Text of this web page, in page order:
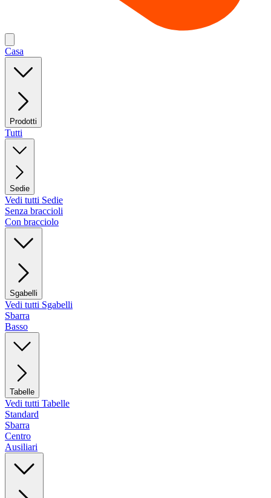
Casa
Prodotti
Tutti
Sedie
Vedi tutti Sedie
Senza braccioli
Con bracciolo
Sgabelli
Vedi tutti Sgabelli
Sbarra
Basso
Tabelle
Vedi tutti Tabelle
Standard
Sbarra
Centro
Ausiliari